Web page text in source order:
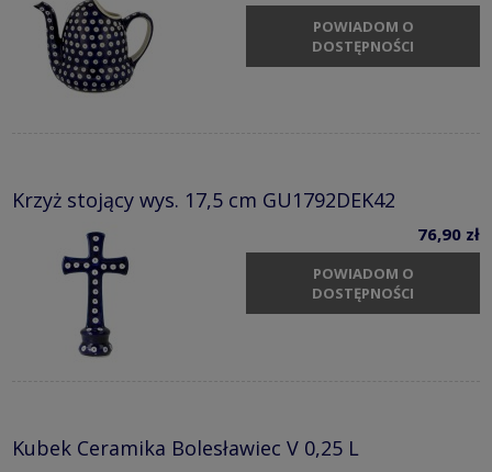
POWIADOM O
DOSTĘPNOŚCI
Krzyż stojący wys. 17,5 cm GU1792DEK42
76,90 zł
POWIADOM O
DOSTĘPNOŚCI
Kubek Ceramika Bolesławiec V 0,25 L